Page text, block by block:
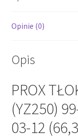
250
(66,35MM)
Opinie (0)
Opis
PROX
(YZ250)
03-12